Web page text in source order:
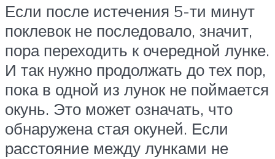
Если после истечения 5-ти минут
поклевок не последовало, значит,
пора переходить к очередной лунке.
И так нужно продолжать до тех пор,
пока в одной из лунок не поймается
окунь. Это может означать, что
обнаружена стая окуней. Если
расстояние между лунками не